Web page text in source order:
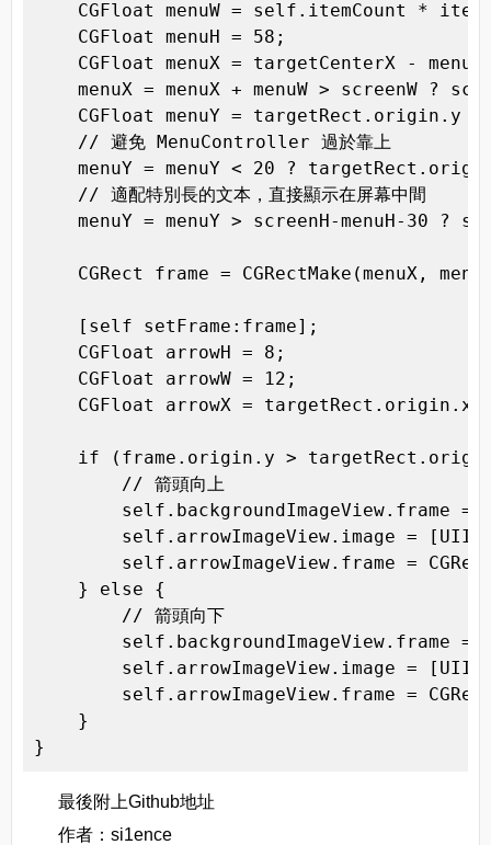
CGFloat menuW = self.itemCount *
CGFloat menuH = 58;
CGFloat menuX = targetCenterX -
menuX = menuX + menuW > screenW ?
CGFloat menuY = targetRect.origin.y -
// 避免 MenuController 過於靠上
menuY = menuY < 20 ?
// 適配特別長的文本，直接顯示在屏幕中間
menuY = menuY > screenH-menuH-30 ?
CGRect frame = CGRectMake(menuX,
[self setFrame:frame];
CGFloat arrowH = 8;
CGFloat arrowW = 12;
CGFloat arrowX = targetRect.origin.x-
if (frame.origin.y >
// 箭頭向上
self.backgroundImageView.frame =
self.arrowImageView.image = [UIImage
self.arrowImageView.frame =
} else {
// 箭頭向下
self.backgroundImageView.frame =
self.arrowImageView.image = [UIImage
self.arrowImageView.frame =
}
}
最後附上Github地址
作者：si1ence